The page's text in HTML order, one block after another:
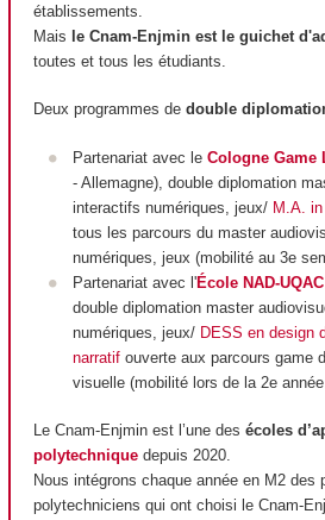
établissements.
Mais le Cnam-Enjmin est le guichet
toutes et tous les étudiants.
Deux programmes de double
Partenariat avec le Cologne Game
- Allemagne), double diplomation
interactifs numériques, jeux/ M.A. in
tous les parcours du master
numériques, jeux (mobilité au 3e
Partenariat avec l'École NAD-UQAC
double diplomation master
numériques, jeux/ DESS en design
narratifouverte aux parcours game
visuelle (mobilité lors de la 2e
Le Cnam-Enjmin est l’une des écoles
polytechnique depuis 2020.
Nous intégrons chaque année en M2 des
polytechniciens qui ont choisi le Cnam-